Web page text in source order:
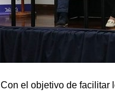
Con el objetivo de facilitar